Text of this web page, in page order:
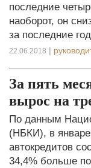
последние
наоборот, он
за последние
22.06.2018 |
За пять
вырос на
По данным
(НБКИ), в
автокредитов
34,4% больше